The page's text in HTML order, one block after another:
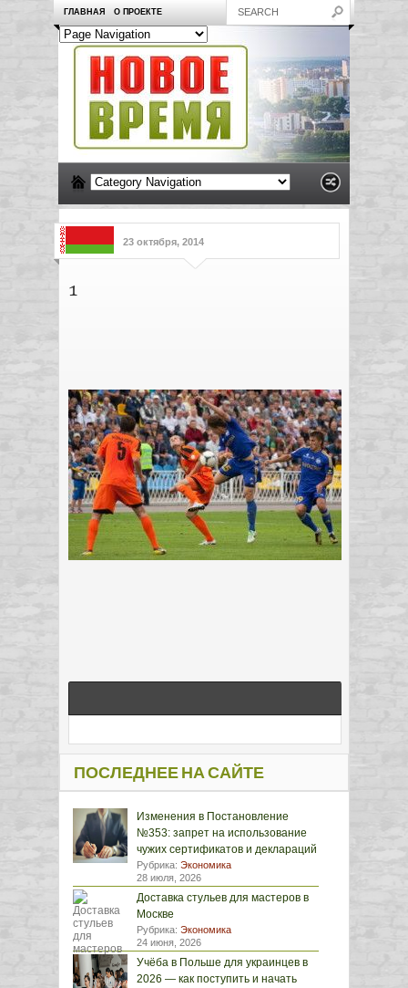
ГЛАВНАЯ О ПРОЕКТЕ
23 октября, 2014
1
ПОСЛЕДНЕЕ НА САЙТЕ
Изменения в Постановление
№353: запрет на использование
чужих сертификатов и деклараций
Рубрика: Экономика
28 июля, 2026
Доставка стульев для мастеров в
Москве
Рубрика: Экономика
24 июня, 2026
Учёба в Польше для украинцев в
2026 — как поступить и начать